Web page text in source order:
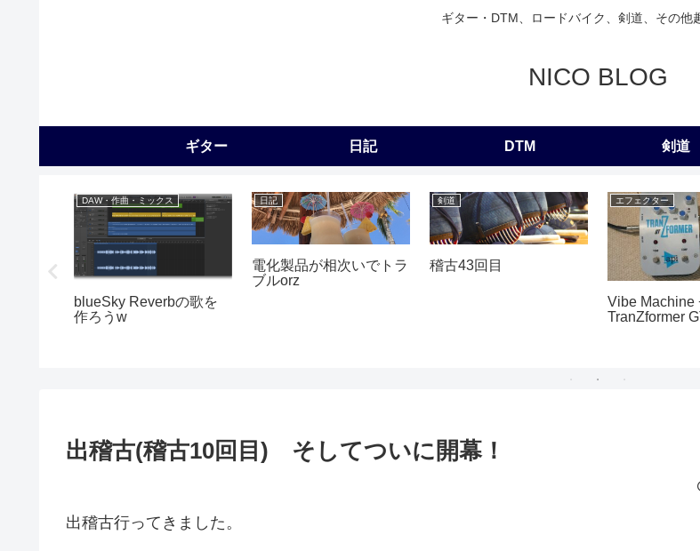
ギター・DTM、ロードバイク、剣道、その他
NICO BLOG
ギター 日記 DTM 剣道
DAW・作曲・ミックス
blueSky Reverbの歌を
作ろうw
日記
電化製品が相次いでトラ
ブルorz
剣道
稽古43回目
エフェクター
Vibe Machine
TranZformer
出稽古(稽古10回目) そしてついに開幕！
出稽古行ってきました。